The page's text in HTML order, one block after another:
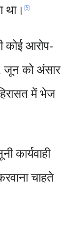
था। [5]
कोई आरोप-
जून को अंसार
में भेज
कार्यवाही
चाहते